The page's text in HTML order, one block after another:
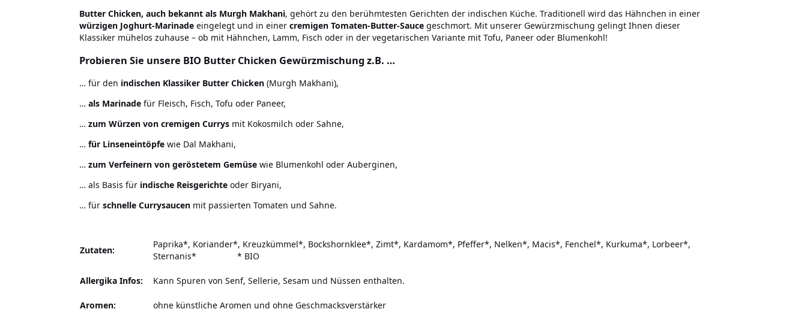
Butter Chicken, auch bekannt als Murgh Makhani, gehört zu den berühmtesten Gerichten der indischen Küche. Traditionell wird das Hähnchen in einer
würzigen Joghurt-Marinade eingelegt und in einer cremigen Tomaten-Butter-Sauce geschmort. Mit unserer Gewürzmischung gelingt Ihnen dieser
Klassiker mühelos zuhause – ob mit Hähnchen, Lamm, Fisch oder in der vegetarischen Variante mit Tofu, Paneer oder Blumenkohl!
Probieren Sie unsere BIO Butter Chicken Gewürzmischung z.B. …
… für den indischen Klassiker Butter Chicken (Murgh Makhani),
… als Marinade für Fleisch, Fisch, Tofu oder Paneer,
… zum Würzen von cremigen Currys mit Kokosmilch oder Sahne,
… für Linseneintöpfe wie Dal Makhani,
… zum Verfeinern von geröstetem Gemüse wie Blumenkohl oder Auberginen,
… als Basis für indische Reisgerichte oder Biryani,
… für schnelle Currysaucen mit passierten Tomaten und Sahne.
Zutaten:
Paprika*, Koriander*, Kreuzkümmel*, Bockshornklee*, Zimt*, Kardamom*, Pfeffer*, Nelken*, Macis*, Fenchel*, Kurkuma*, Lorbeer*,
Sternanis* * BIO
Allergika Infos: Kann Spuren von Senf, Sellerie, Sesam und Nüssen enthalten.
Aromen: ohne künstliche Aromen und ohne Geschmacksverstärker